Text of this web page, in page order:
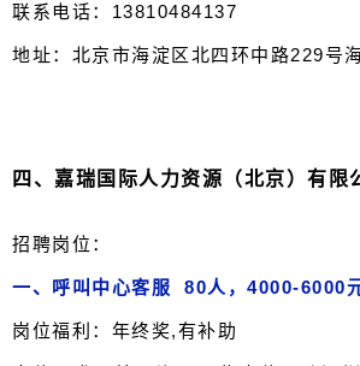
联系电话：13810484137
地址：北京市海淀区北四环中路229号
四、 嘉瑞国际人力资源（北京）有限
招聘岗位：
一、呼叫中心客服 80人，4000-6000
岗位福利：年终奖,有补助